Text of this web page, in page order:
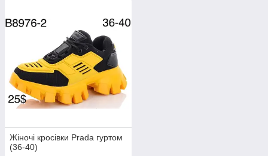
Жіночі кросівки Prada гуртом
(36-40)